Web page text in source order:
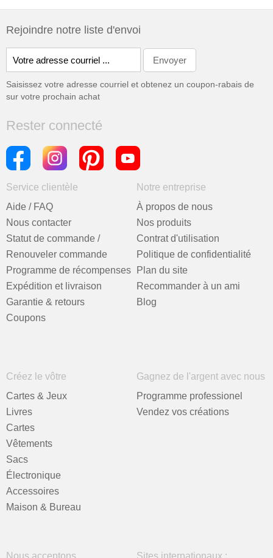
Rejoindre notre liste d'envoi
Saisissez votre adresse courriel et obtenez un coupon-rabais de
sur votre prochain achat
Rester connecté
Service clientèle
Aide / FAQ
Nous contacter
Statut de commande /
Renouveler commande
Programme de récompenses
Expédition et livraison
Garantie & retours
Coupons
Notre entreprise
À propos de nous
Nos produits
Contrat d'utilisation
Politique de confidentialité
Plan du site
Recommander à un ami
Blog
Créez le vôtre
Cartes & Jeux
Livres
Cartes
Vêtements
Sacs
Électronique
Accessoires
Maison & Bureau
Gagnez de l'argent avec nous
Programme professionel
Vendez vos créations
Nous acceptons Sites internationaux :